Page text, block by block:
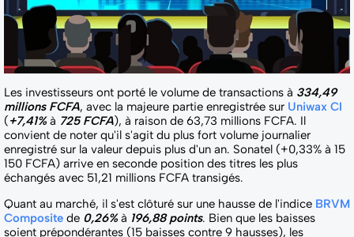
Les investisseurs ont porté le volume de transactions à 334,49
millions FCFA, avec la majeure partie enregistrée sur Uniwax CI
(+7,41%à 725 FCFA), à raison de 63,73 millions FCFA. Il
convient de noter qu'il s'agit du plus fort volume journalier
enregistré sur la valeur depuis plus d'un an. Sonatel (+0,33% à 15
150 FCFA) arrive en seconde position des titres les plus
échangés avec 51,21 millions FCFA transigés.
Quant au marché, il s'est clôturé sur une hausse de l'indice BRVM
Composite de 0,26%à 196,88 points. Bien que les baisses
soient prépondérantes (15 baisses contre 9 hausses), les